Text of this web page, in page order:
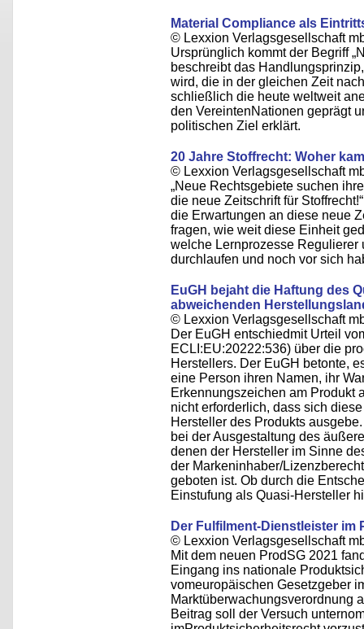
Material Compliance als
© Lexxion Verlagsgesellschaft
Ursprünglich kommt der Begriff
beschreibt das
wird, die in der gleichen Zeit
schließlich die heute weltweit
den VereintenNationen geprägt
politischen Ziel erklärt.
20 Jahre Stoffrecht: Woher
© Lexxion Verlagsgesellschaft
„Neue Rechtsgebiete suchen
die neue Zeitschrift für
die Erwartungen an diese neue
fragen, wie weit diese Einheit
welche Lernprozesse
durchlaufen und noch vor sich
EuGH bejaht die Haftung des
abweichenden
© Lexxion Verlagsgesellschaft
Der EuGH entschiedmit Urteil
ECLI:EU:20222:536) über die
Herstellers. Der EuGH betonte,
eine Person ihren Namen, ihr
Erkennungszeichen am Produkt
nicht erforderlich, dass sich
Hersteller des Produkts
bei der Ausgestaltung des
denen der Hersteller im Sinne
der Markeninhaber/
geboten ist. Ob durch die
Einstufung als Quasi-Hersteller
Der Fulfilment-Dienstleister
© Lexxion Verlagsgesellschaft
Mit dem neuen ProdSG 2021
Eingang ins nationale
vomeuropäischen Gesetzgeber
Marktüberwachungsverordnung
Beitrag soll der Versuch